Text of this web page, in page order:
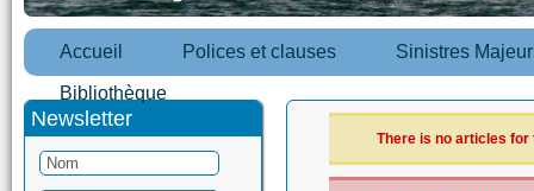
Accueil Polices et clauses Sinistres
Bibliothèque
Newsletter
There is no articles for